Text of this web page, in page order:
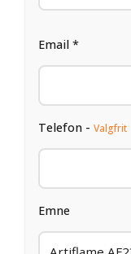
Email *
Telefon - Valgfrit
Emne